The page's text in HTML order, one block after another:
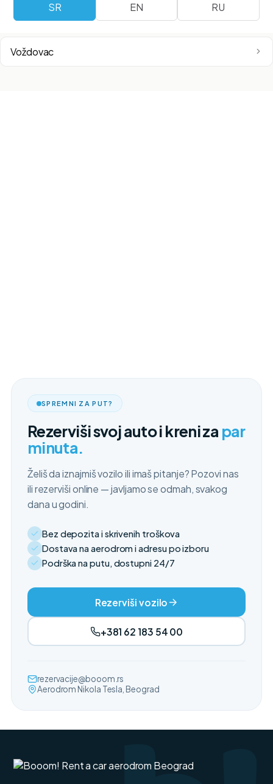
SR EN RU
Surčin
Voždovac
SPREMNI ZA PUT?
Rezerviši svoj auto i kreni za par
minuta.
Želiš da iznajmiš vozilo ili imaš pitanje? Pozovi nas
ili rezerviši online — javljamo se odmah, svakog
dana u godini.
Bez depozita i skrivenih troškova
Dostava na aerodrom i adresu po izboru
Podrška na putu, dostupni 24/7
Rezerviši vozilo
+381 62 183 54 00
rezervacije@booom.rs
Aerodrom Nikola Tesla, Beograd